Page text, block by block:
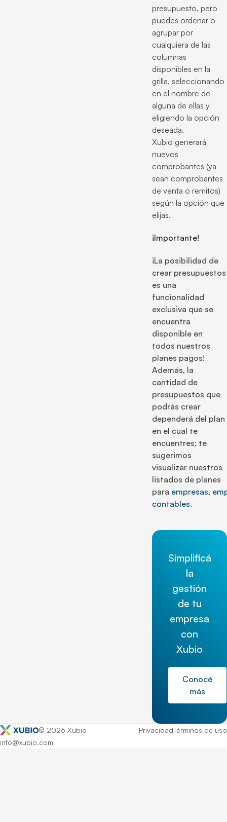
presupuesto, pero
puedes ordenar o
agrupar por
cualquiera de las
columnas
disponibles en la
grilla, seleccionando
en el nombre de
alguna de ellas y
eligiendo la opción
deseada.
Xubio generará
nuevos
comprobantes (ya
sean comprobantes
de venta o remitos)
según la opción que
elijas.
¡Importante!
¡La posibilidad de
crear presupuestos
es una
funcionalidad
exclusiva que se
encuentra
disponible en
todos nuestros
planes pagos!
Además, la
cantidad de
presupuestos que
podrás crear
dependerá del plan
en el cual te
encuentres; te
sugerimos
visualizar nuestros
listados de planes
para empresas,
contables.
Simplificá
la
gestión
de tu
empresa
con
Xubio
Conocé
más
© 2026 Xubio PrivacidadTérminos de uso
info@xubio.com